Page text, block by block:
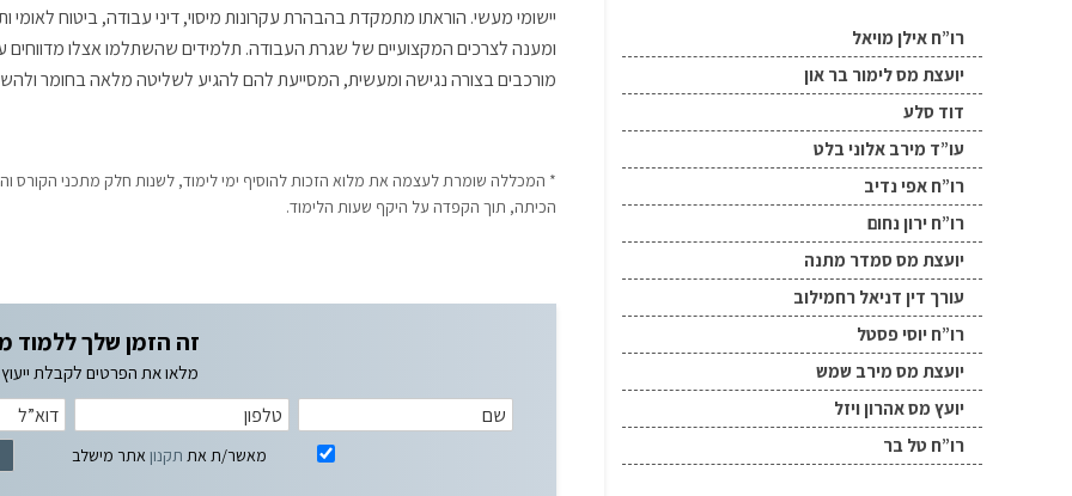
רו”ח אילן מויאל
יועצת מס לימור בר און
דוד סלע
עו”ד מירב אלוני בלט
רו”ח אפי נדיב
רו”ח ירון נחום
יועצת מס סמדר מתנה
עורך דין דניאל רחמילוב
רו”ח יוסי פסטל
יועצת מס מירב שמש
יועץ מס אהרון ויזל
רו”ח טל בר
יישומי מעשי. הוראתו מתמקדת בהבהרת עקרונות מיסוי, דיני עבודה, ביטוח
ומענה לצרכים המקצועיים של שגרת העבודה. תלמידים שהשתלמו אצלו מדווחים
מורכבים בצורה נגישה ומעשית, המסייעת להם להגיע לשליטה מלאה בחומר
* המכללה שומרת לעצמה את מלוא הזכות להוסיף ימי לימוד, לשנות חלק מתכני
הכיתה, תוך הקפדה על היקף שעות הלימוד.
זה הזמן שלך ללמוד
מלאו את הפרטים לקבלת ייעוץ
מאשר/ת את תקנון אתר מישלב